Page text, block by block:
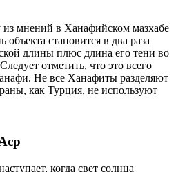
из мнений в Ханафийском мазхабе
объекта становится в два раза
длины плюс длина его тени во
отметить, что это всего
Не все Ханафиты разделяют
как Турция, не используют
когда свет солнца